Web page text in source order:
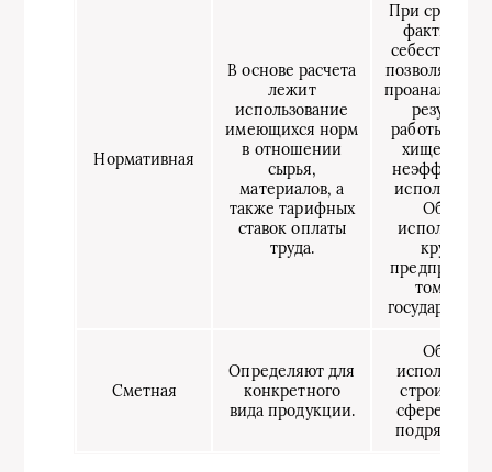
Нормативная
В основе расчета
лежит
использование
имеющихся норм
в отношении
сырья,
материалов, а
также тарифных
ставок оплаты
труда.
При
позволяет
работы,
хищения
Обычно
используют
крупных
том числе
Сметная
Определяют для
конкретного
вида продукции.
Обычно
сфере, а